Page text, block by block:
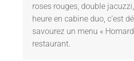
roses rouges, double
heure en cabine duo, c’est
savourez un menu «
restaurant.